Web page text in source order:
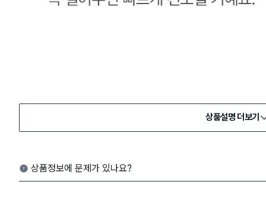
상품설명 더보기
상품정보에 문제가 있나요?